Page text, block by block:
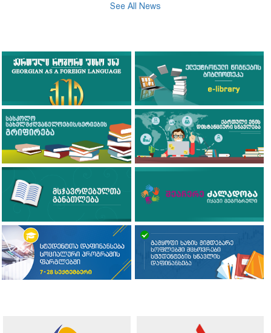
See All News